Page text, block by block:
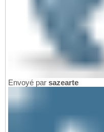
Envoyé par sazearte